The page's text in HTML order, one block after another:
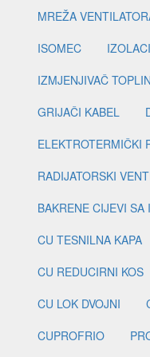
MREŽA
ISOMEC
IZMJENJIVAČ
GRIJAČI KABEL
ELEKTROTERMIČKI
RADIJATORSKI
BAKRENE CIJEVI SA
CU TESNILNA KAPA
CU REDUCIRNI KOS
CU LOK DVOJNI
CUPROFRIO